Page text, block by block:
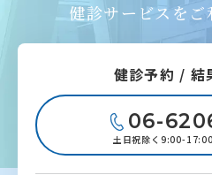
健診サービスをご
健診予約 / 結
06-
土日祝除く9:00-